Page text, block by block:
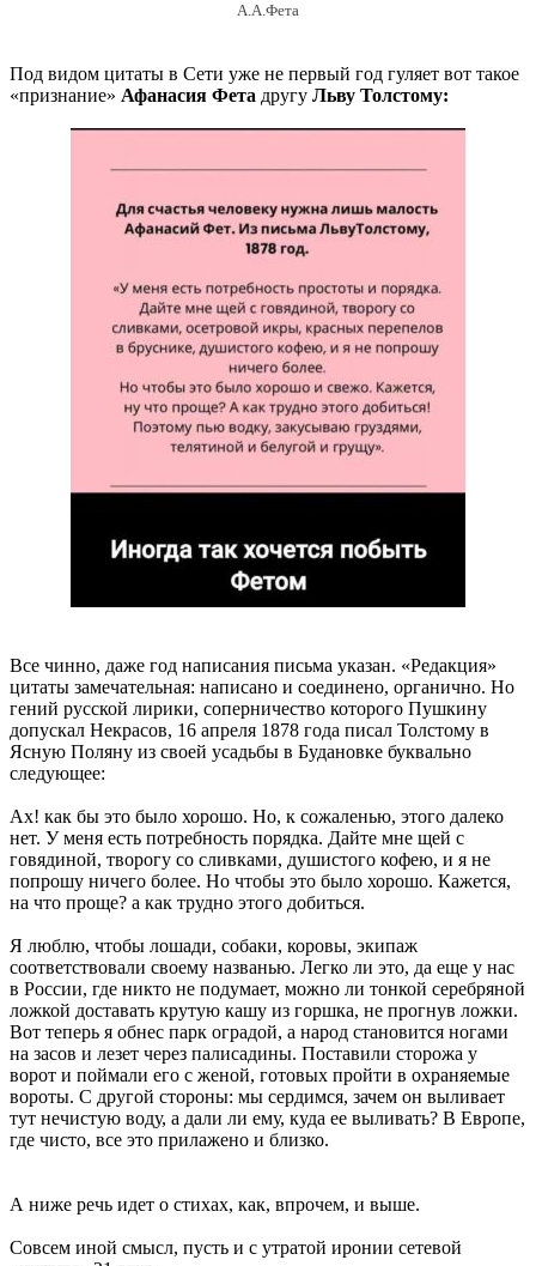
А.А.Фета
Под видом цитаты в Сети уже не первый год гуляет вот такое
«признание» Афанасия Фета другу Льву Толстому:
Все чинно, даже год написания письма указан. «Редакция»
цитаты замечательная: написано и соединено, органично. Но
гений русской лирики, соперничество которого Пушкину
допускал Некрасов, 16 апреля 1878 года писал Толстому в
Ясную Поляну из своей усадьбы в Будановке буквально
следующее:
Ах! как бы это было хорошо. Но, к сожаленью, этого далеко
нет. У меня есть потребность порядка. Дайте мне щей с
говядиной, творогу со сливками, душистого кофею, и я не
попрошу ничего более. Но чтобы это было хорошо. Кажется,
на что проще? а как трудно этого добиться.
Я люблю, чтобы лошади, собаки, коровы, экипаж
соответствовали своему названью. Легко ли это, да еще у нас
в России, где никто не подумает, можно ли тонкой серебряной
ложкой доставать крутую кашу из горшка, не прогнув ложки.
Вот теперь я обнес парк оградой, а народ становится ногами
на засов и лезет через палисадины. Поставили сторожа у
ворот и поймали его с женой, готовых пройти в охраняемые
вороты. С другой стороны: мы сердимся, зачем он выливает
тут нечистую воду, а дали ли ему, куда ее выливать? В Европе,
где чисто, все это прилажено и близко.
А ниже речь идет о стихах, как, впрочем, и выше.
Совсем иной смысл, пусть и с утратой иронии сетевой